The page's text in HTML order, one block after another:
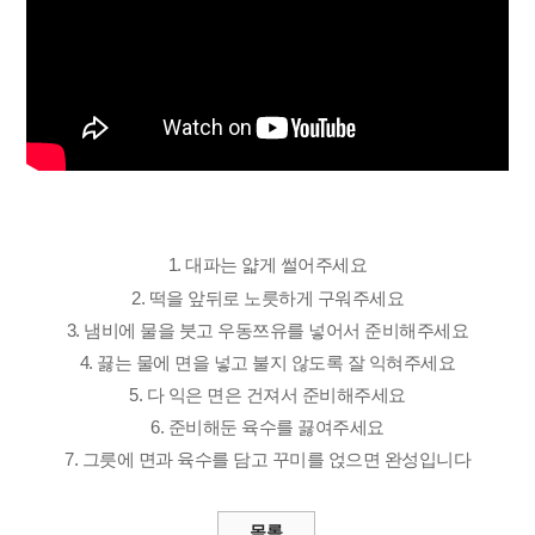
1. 대파는 얇게 썰어주세요
2. 떡을 앞뒤로 노릇하게 구워주세요
3. 냄비에 물을 붓고 우동쯔유를 넣어서 준비해주세요
4. 끓는 물에 면을 넣고 불지 않도록 잘 익혀주세요
5. 다 익은 면은 건져서 준비해주세요
6. 준비해둔 육수를 끓여주세요
7. 그릇에 면과 육수를 담고 꾸미를 얹으면 완성입니다